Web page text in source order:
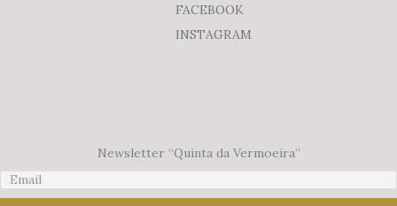
FACEBOOK
INSTAGRAM
Newsletter “Quinta da Vermoeira”